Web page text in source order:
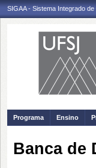
SIGAA - Sistema Integrado
Programa Ensino
Banca de